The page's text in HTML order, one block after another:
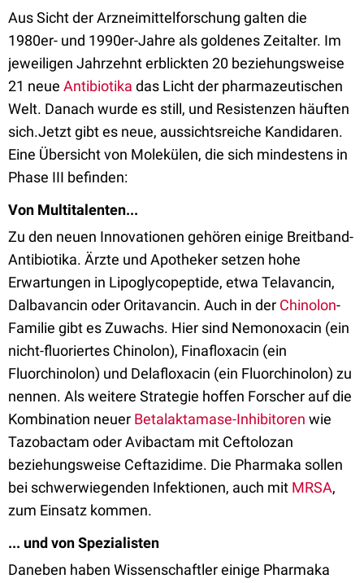
Aus Sicht der Arzneimittelforschung galten die
1980er- und 1990er-Jahre als goldenes Zeitalter. Im
jeweiligen Jahrzehnt erblickten 20 beziehungsweise
21 neue Antibiotika das Licht der pharmazeutischen
Welt. Danach wurde es still, und Resistenzen häuften
sich.Jetzt gibt es neue, aussichtsreiche Kandidaren.
Eine Übersicht von Molekülen, die sich mindestens in
Phase III befinden:
Von Multitalenten...
Zu den neuen Innovationen gehören einige Breitband-
Antibiotika. Ärzte und Apotheker setzen hohe
Erwartungen in Lipoglycopeptide, etwa Telavancin,
Dalbavancin oder Oritavancin. Auch in der Chinolon-
Familie gibt es Zuwachs. Hier sind Nemonoxacin (ein
nicht-fluoriertes Chinolon), Finafloxacin (ein
Fluorchinolon) und Delafloxacin (ein Fluorchinolon) zu
nennen. Als weitere Strategie hoffen Forscher auf die
Kombination neuer Betalaktamase-Inhibitoren wie
Tazobactam oder Avibactam mit Ceftolozan
beziehungsweise Ceftazidime. Die Pharmaka sollen
bei schwerwiegenden Infektionen, auch mit MRSA,
zum Einsatz kommen.
... und von Spezialisten
Daneben haben Wissenschaftler einige Pharmaka